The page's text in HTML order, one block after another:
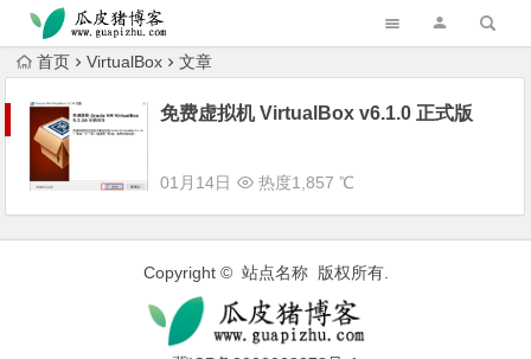
跳转到主内容
首页 VirtualBox 文章
免费虚拟机 VirtualBox v6.1.0 正式版
01月14日 热度1,857 ℃
Copyright © 站点名称 版权所有.